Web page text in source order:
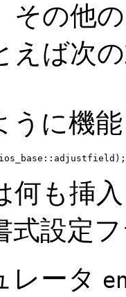
その他
えば次
うに機
何も挿
式設定
レータ